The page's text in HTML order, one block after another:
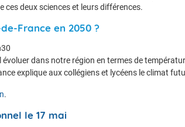
ces deux sciences et leurs différences.
France en 2050 ?
dans notre région en termes de
explique aux collégiens et lycéens le climat
.
le 17 mai